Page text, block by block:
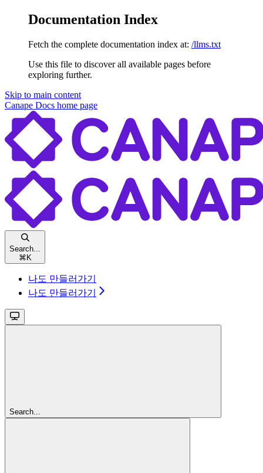
Documentation Index
Fetch the complete documentation index at: /llms.txt
Use this file to discover all available pages before
exploring further.
Skip to main content
Canape Docs home page
Search...
⌘ K
나도 만들러가기
나도 만들러가기
Search...